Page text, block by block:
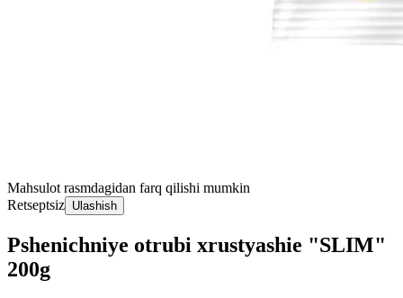
Mahsulot rasmdagidan farq qilishi mumkin
Retseptsiz Ulashish
Pshenichniye otrubi xrustyashie "SLIM"
200g